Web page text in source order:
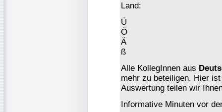
Land:
Ü
Ö
Ä
ß
Alle KollegInnen aus
mehr zu beteiligen. Hier
Auswertung teilen wir
Informative Minuten vor